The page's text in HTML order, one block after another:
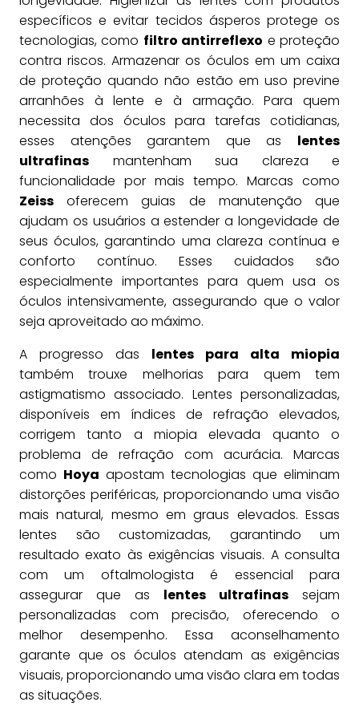
específicos e evitar tecidos ásperos protege os
tecnologias, como filtro antirreflexo e proteção
contra riscos. Armazenar os óculos em um caixa
de proteção quando não estão em uso previne
arranhões à lente e à armação. Para quem
necessita dos óculos para tarefas cotidianas,
esses atenções garantem que as lentes
ultrafinas mantenham sua clareza e
funcionalidade por mais tempo. Marcas como
Zeiss oferecem guias de manutenção que
ajudam os usuários a estender a longevidade de
seus óculos, garantindo uma clareza contínua e
conforto contínuo. Esses cuidados são
especialmente importantes para quem usa os
óculos intensivamente, assegurando que o valor
seja aproveitado ao máximo.
A progresso das lentes para alta miopia
também trouxe melhorias para quem tem
astigmatismo associado. Lentes personalizadas,
disponíveis em índices de refração elevados,
corrigem tanto a miopia elevada quanto o
problema de refração com acurácia. Marcas
como Hoya apostam tecnologias que eliminam
distorções periféricas, proporcionando uma visão
mais natural, mesmo em graus elevados. Essas
lentes são customizadas, garantindo um
resultado exato às exigências visuais. A consulta
com um oftalmologista é essencial para
assegurar que as lentes ultrafinas sejam
personalizadas com precisão, oferecendo o
melhor desempenho. Essa aconselhamento
garante que os óculos atendam as exigências
visuais, proporcionando uma visão clara em todas
as situações.